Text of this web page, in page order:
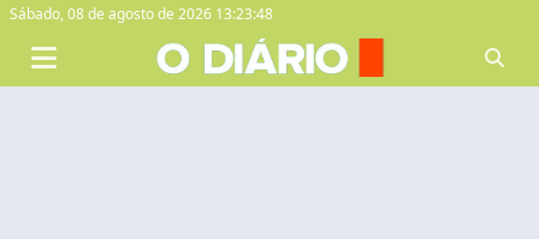
Sábado,08 de agosto de 2026 13:23:49